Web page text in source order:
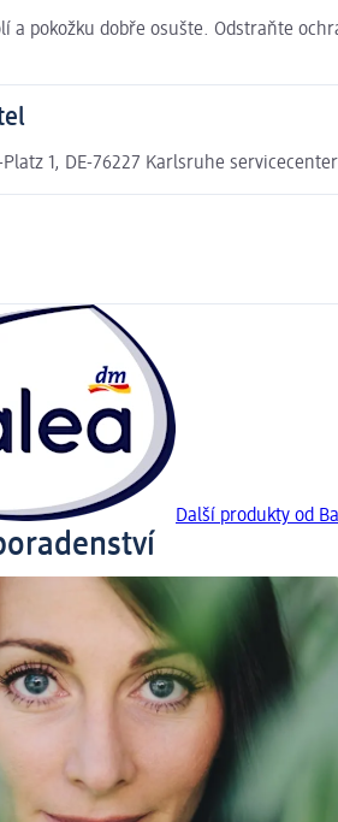
a pokožku dobře osušte. Odstraňte
1, DE-76227 Karlsruhe
Další produkty od